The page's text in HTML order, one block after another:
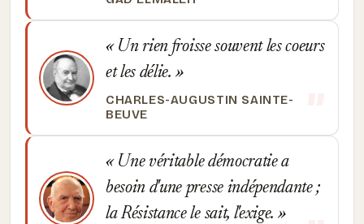
Un rien froisse souvent les coeurs
et les délie.
CHARLES-AUGUSTIN SAINTE-
BEUVE
Une véritable démocratie a
besoin d'une presse indépendante ;
la Résistance le sait, l'exige.